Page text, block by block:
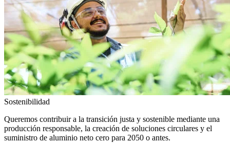
Sostenibilidad
Queremos contribuir a la transición justa y sostenible mediante una
producción responsable, la creación de soluciones circulares y el
suministro de aluminio neto cero para 2050 o antes.